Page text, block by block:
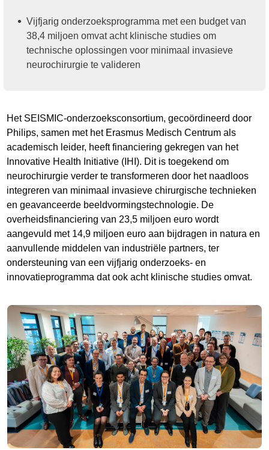
Vijfjarig onderzoeksprogramma met een budget van
38,4 miljoen omvat acht klinische studies om
technische oplossingen voor minimaal invasieve
neurochirurgie te valideren
Het SEISMIC-onderzoeksconsortium, gecoördineerd door
Philips, samen met het Erasmus Medisch Centrum als
academisch leider, heeft financiering gekregen van het
Innovative Health Initiative (IHI). Dit is toegekend om
neurochirurgie verder te transformeren door het naadloos
integreren van minimaal invasieve chirurgische technieken
en geavanceerde beeldvormingstechnologie. De
overheidsfinanciering van 23,5 miljoen euro wordt
aangevuld met 14,9 miljoen euro aan bijdragen in natura en
aanvullende middelen van industriële partners, ter
ondersteuning van een vijfjarig onderzoeks- en
innovatieprogramma dat ook acht klinische studies omvat.